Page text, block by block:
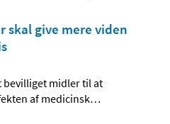
skal give mere viden
bevilliget midler til at
af medicinsk…